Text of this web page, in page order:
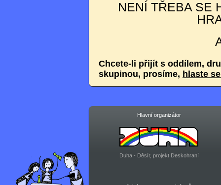
NENÍ TŘEBA SE
Chcete-li přijít s oddílem,
skupinou, prosíme, hlaste
Hlavní organizátor
Duha - Děsír, projekt Deskohraní